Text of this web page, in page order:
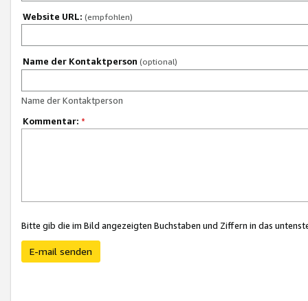
Website URL: (empfohlen)
Name der Kontaktperson (optional)
Name der Kontaktperson
Kommentar: *
Bitte gib die im Bild angezeigten Buchstaben und Ziffern in das
E-mail senden